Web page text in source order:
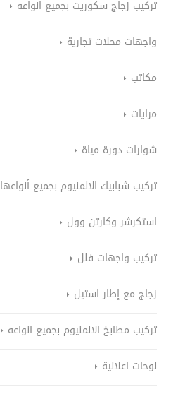
تركيب زجاج سكوريت بجميع انواعه
واجهات محلات تجارية
مكاتب
مرايات
شوارات دورة مياة
تركيب شبابيك الالمنيوم بجميع أنواعها
استكرشر وكارتن وول
تركيب واجهات فلل
زجاج مع إطار استيل
تركيب مطابخ الالمنيوم بجميع انواعه
لوحات اعلانية